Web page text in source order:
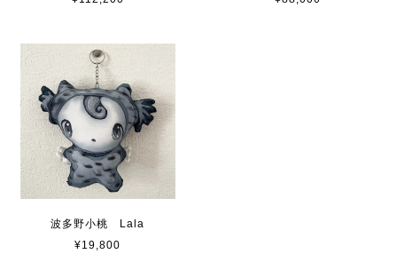
波多野小桃 Lala
¥19,800